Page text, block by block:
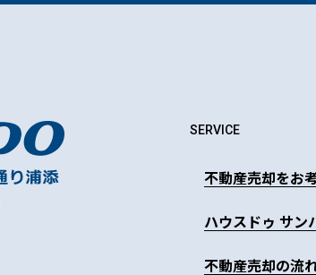
SERVICE
不動産売却をお
ハウスドゥ サン
不動産売却の流